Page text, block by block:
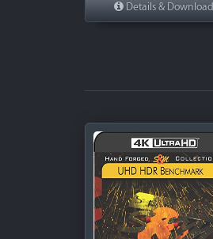
Details & Download